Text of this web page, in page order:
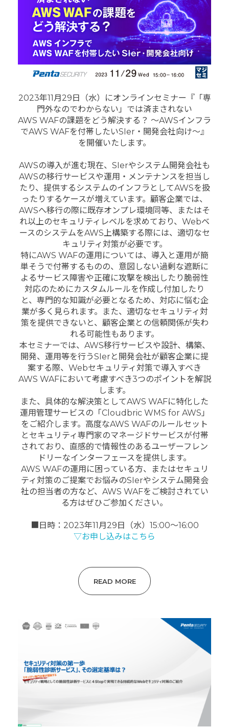
2023年11月29日（水）
にオンラインセミナー『「専
門外なのでわからない」 では済まされない
AWS WAFの課題をどう解決する？ 〜AWSインフラ
でAWS WAFを付帯したいSIer・ 開発会社向け〜』
を開催いたします。
AWSの導入が進む現在、 SIerやシステム開発会社も
AWSの移行サービスや運用・ メンテナンスを担当し
たり、 提供するシステムのインフラとしてAWSを扱
ったりするケースが増えています。顧客企業では、
AWSへ移行の際に既存オンプレ環境同等、
またはそ
れ以上のセキュリティレベルを求めており、 Webベ
ースのシステムをAWS上構築する際には、 適切なセ
キュリティ対策が必要です。
特にAWS WAFの運用については、 導入と運用が簡
単そうで付帯するものの、 意図しない過剰な遮断に
よるサービス障害や正確に攻撃を検出した り脆弱性
対応のためにカスタムルールを作成し付加したり
と、 専門的な知識が必要となるため、 対応に悩む企
業が多く見られます。また、 適切なセキュリティ対
策を提供できないと、 顧客企業との信頼関係が失わ
れる可能性もあります。
本セミナーでは、AWS移行サービスや設計、構築、
開発、 運用等を行うSIerと開発会社が顧客企業に提
案する際、 Webセキュリティ対策で導入すべき
AWS WAFにおいて考慮すべき3つのポイントを解説
します。
また、具体的な解決策としてAWS WAFに特化した
運用管理サービスの「Cloudbric WMS for AWS」
をご紹介します。高度なAWS WAFのルールセット
とセキュリティ専門家のマネージドサービスが付帯
されており、 直感的で情報性のあるユーザーフレン
ドリーなインターフェースを提供します。
AWS WAFの運用に困っている方、
またはセキュリ
ティ対策のご提案でお悩みのSIerやシステム開発会
社の担当者の方など、AWS WAFをご検討されてい
る方はぜひご参加ください。
■日時：2023年11月29日（水）15:00～16:00
▽お申し込みはこちら
READ MORE